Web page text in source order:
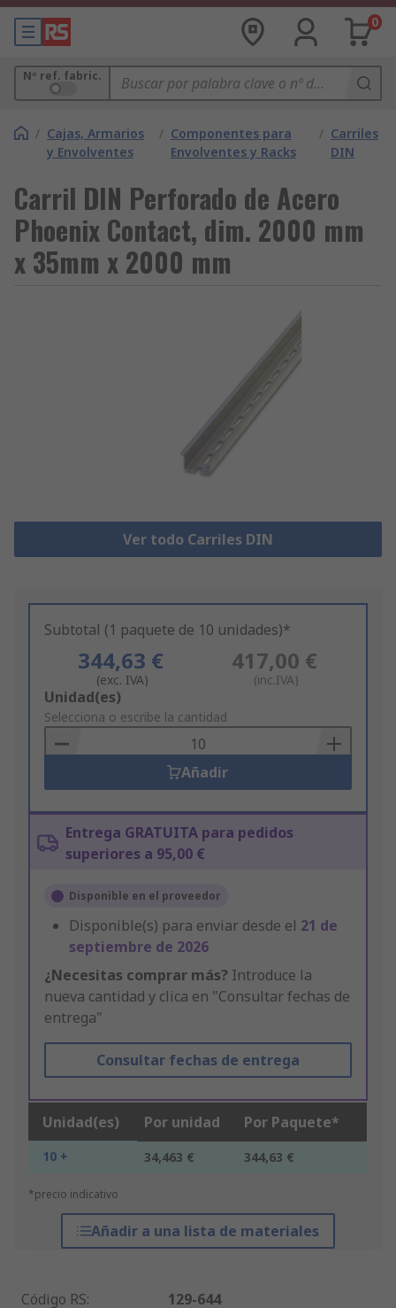
0
Nº ref. fabric.
/ Cajas, Armarios
y Envolventes
/ Componentes para
Envolventes y Racks
/ Carriles
DIN
Carril DIN Perforado de Acero
Phoenix Contact, dim. 2000 mm
x 35mm x 2000 mm
Ver todo Carriles DIN
Subtotal (1 paquete de 10 unidades)*
344,63 €
(exc. IVA)
417,00 €
(inc.IVA)
Add
to
Basket
Unidad(es)
Selecciona o escribe la cantidad
Añadir
Entrega GRATUITA para pedidos
superiores a 95,00 €
Disponible en el proveedor
Disponible(s) para enviar desde el 21 de
septiembre de 2026
¿Necesitas comprar más? Introduce la
nueva cantidad y clica en "Consultar fechas de
entrega"
Consultar fechas de entrega
Unidad(es) Por unidad Por Paquete*
10 + 34,463 € 344,63 €
*precio indicativo
Añadir a una lista de materiales
Código RS:
129-644